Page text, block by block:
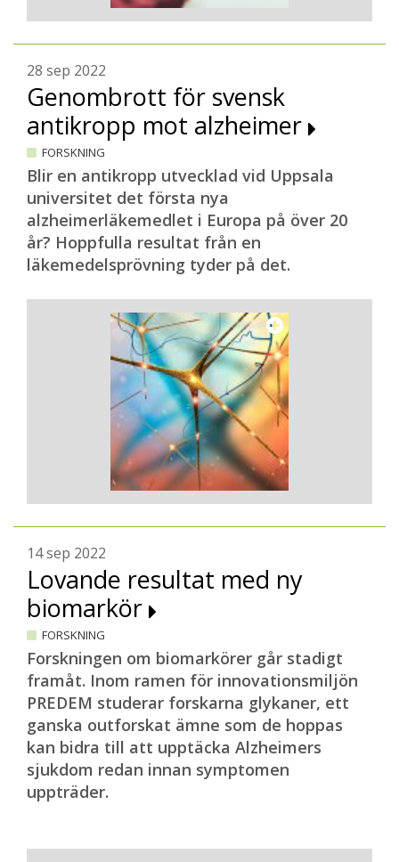
28 sep 2022
Genombrott för svensk
antikropp mot alzheimer
FORSKNING
Blir en antikropp utvecklad vid Uppsala
universitet det första nya
alzheimerläkemedlet i Europa på över 20
år? Hoppfulla resultat från en
läkemedelsprövning tyder på det.
14 sep 2022
Lovande resultat med ny
biomarkör
FORSKNING
Forskningen om biomarkörer går stadigt
framåt. Inom ramen för innovationsmiljön
PREDEM studerar forskarna glykaner, ett
ganska outforskat ämne som de hoppas
kan bidra till att upptäcka Alzheimers
sjukdom redan innan symptomen
uppträder.